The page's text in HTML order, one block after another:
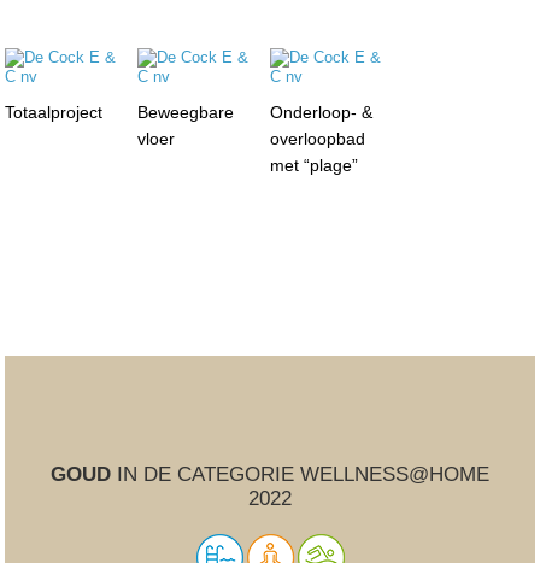
Totaalproject
Beweegbare
vloer
Onderloop- &
overloopbad
met “plage”
GOUDIN DE CATEGORIE WELLNESS@HOME
2022